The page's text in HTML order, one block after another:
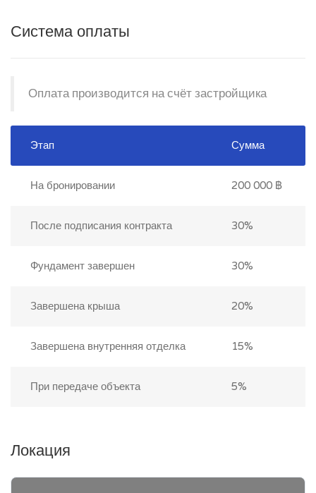
Система оплаты
Оплата производится на счёт застройщика
Этап Сумма
На бронировании 200 000 ฿
После подписания контракта 30%
Фундамент завершен 30%
Завершена крыша 20%
Завершена внутренняя отделка 15%
При передаче объекта 5%
Локация